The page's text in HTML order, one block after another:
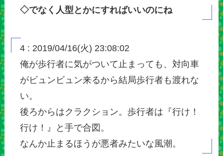
◇でなく人型とかにすればいいのにね
4 : 2019/04/16(火) 23:08:02
俺が歩行者に気がついて止まっても、対向車
がビュンビュン来るから結局歩行者も渡れな
い。
後ろからはクラクション。歩行者は『行け！
行け！』と手で合図。
なんか止まるほうが悪者みたいな風潮。